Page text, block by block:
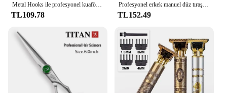
Metal Hooks ile profesyonel kuaför saç boyama kapaklar silikon saç boyası kap berber Salon Styling araçları
TL109.78
Profesyonel erkek manuel düz tıraş makinesi altın dolar klasik keskin jilet berber yüz epilatör paslanmaz çelik katlanır tıraş
TL152.49